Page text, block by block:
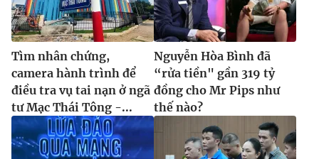
® Cấm sao chép dưới mọi hình thức nếu không có sự chấp
thuận bằng văn bản. Ghi rõ nguồn VTV.vn khi phát hành lại
thông tin từ website này.
Tìm nhân chứng,
camera hành trình để
điều tra vụ tai nạn ở ngã
tư Mạc Thái Tông -...
Nguyễn Hòa Bình đã
“rửa tiền" gần 319 tỷ
đồng cho Mr Pips như
thế nào?